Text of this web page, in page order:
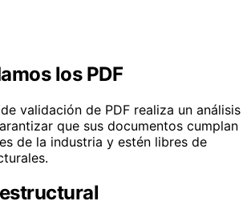
los PDF
validación de PDF realiza un análisis
que sus documentos cumplan
de la industria y estén libres de